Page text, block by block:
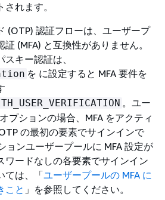
れます。
(OTP) 認証フローは、ユーザープ
(MFA) と互換性がありません。
キー認証は、
を に設定すると MFA 要件を
。ユー
プションの場合、MFA をアクティ
の最初の要素でサインインで
ョンユーザープールに MFA 設定が
ワードなしの各要素でサインイン
ては、「ユーザープールの MFA に
こと 」を参照してください。